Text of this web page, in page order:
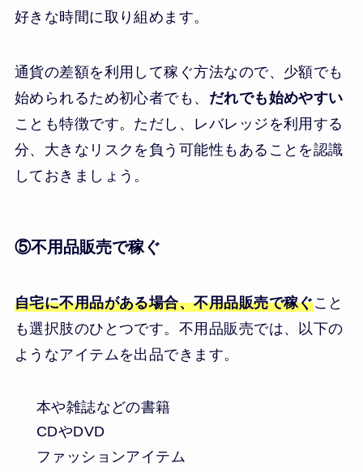
好きな時間に取り組めます。
通貨の差額を利用して稼ぐ方法なので、少額でも
始められるため初心者でも、 だれでも始めやすい
ことも特徴です。ただし、レバレッジを利用する
分、大きなリスクを負う可能性もあることを認識
しておきましょう。
⑤不用品販売で稼ぐ
自宅に不用品がある場合、不用品販売で稼ぐこと
も選択肢のひとつです。不用品販売では、以下の
ようなアイテムを出品できます。
本や雑誌などの書籍
CDやDVD
ファッションアイテム